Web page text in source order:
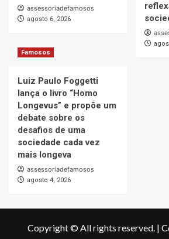
assessoriadefamosos
agosto 6, 2026
Famosos
Luiz Paulo Foggetti
lança o livro “Homo
Longevus” e propõe um
debate sobre os
desafios de uma
sociedade cada vez
mais longeva
assessoriadefamosos
agosto 4, 2026
Copyright © All rights reserved. |